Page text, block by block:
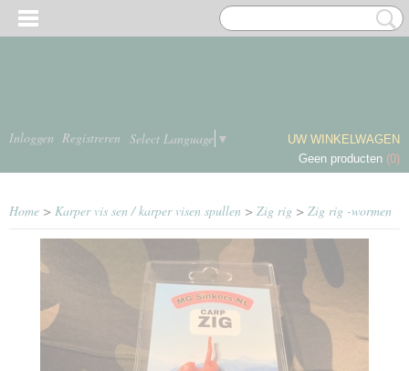
Inloggen Registreren Select Language ▼
UW WINKELWAGEN
Geen producten (0)
Home > Karper vis sen / karper visen spullen > Zig rig > Zig rig -wormen